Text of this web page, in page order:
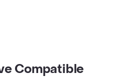
Compatible